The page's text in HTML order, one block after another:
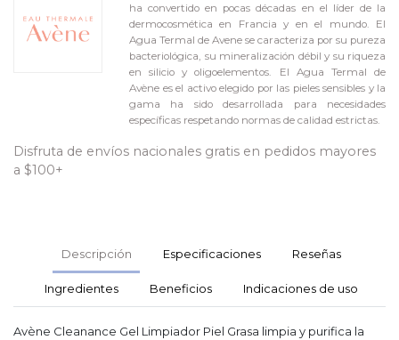
ha convertido en pocas décadas en el líder de la
dermocosmética en Francia y en el mundo. El
Agua Termal de Avene se caracteriza por su pureza
bacteriológica, su mineralización débil y su riqueza
en silicio y oligoelementos. El Agua Termal de
Avène es el activo elegido por las pieles sensibles y la
gama ha sido desarrollada para necesidades
específicas respetando normas de calidad estrictas.
Disfruta de envíos nacionales gratis en pedidos mayores
a $100+
Descripción Especificaciones Reseñas
Ingredientes Beneficios Indicaciones de uso
Avène Cleanance Gel Limpiador Piel Grasa limpia y purifica la